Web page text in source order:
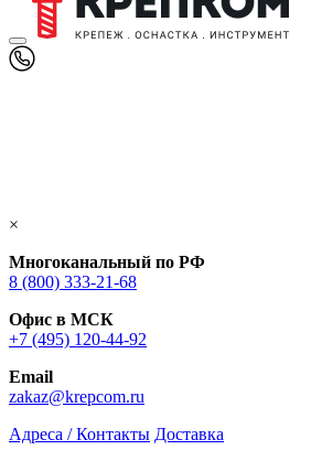
×
Многоканальный по РФ
8 (800) 333‑21-68
Офис в МСК
+7 (495) 120-44-92
Email
zakaz@krepcom.ru
Адреса / Контакты Доставка